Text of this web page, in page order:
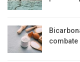
combate